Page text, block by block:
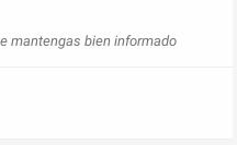
mantengas bien informado